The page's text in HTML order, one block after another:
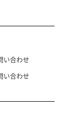
い合わせ
い合わせ